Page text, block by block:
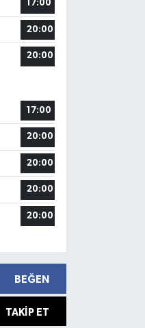
17:00
20:00
20:00
17:00
20:00
20:00
20:00
20:00
BEĞEN
TAKIP ET